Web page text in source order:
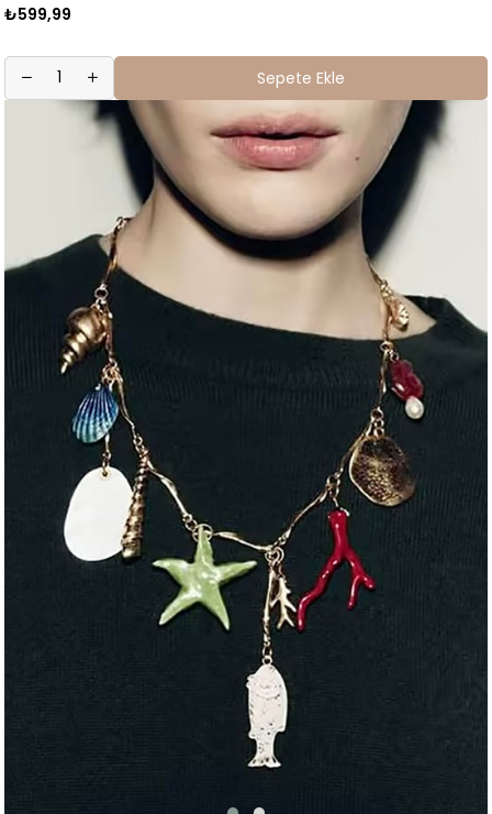
₺599,99
Sepete Ekle